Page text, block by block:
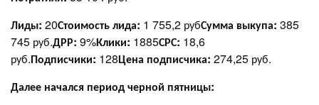
Лиды: 20Стоимость лида: 1 755,2 рубСумма выкупа: 385
745 руб.ДРР: 9%Клики: 1885СРС: 18,6
руб.Подписчики: 128Цена подписчика: 274,25 руб.
Далее начался период черной пятницы: